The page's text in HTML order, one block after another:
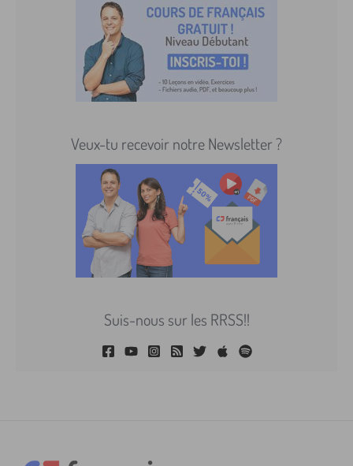
Veux-tu recevoir notre Newsletter ?
Suis-nous sur les RRSS!!